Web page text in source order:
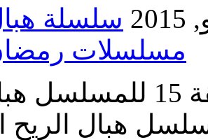
مسلسلات رمضان
مسلسل هبال الريح | الحلقة